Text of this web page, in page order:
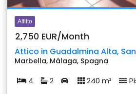
Affitto
2,750 EUR/Month
Attico in Guadalmina Alta,
Marbella, Málaga, Spagna
4 2 240 m²